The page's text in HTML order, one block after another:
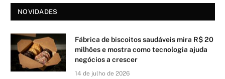
NOVIDADES
Fábrica de biscoitos saudáveis mira R$ 20
milhões e mostra como tecnologia ajuda
negócios a crescer
14 de julho de 2026